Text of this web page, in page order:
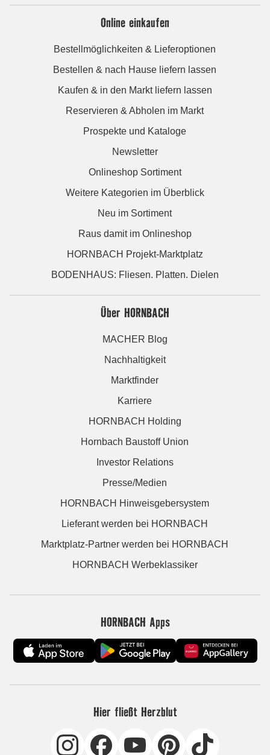
Online einkaufen
Bestellmöglichkeiten & Lieferoptionen
Bestellen & nach Hause liefern lassen
Kaufen & in den Markt liefern lassen
Reservieren & Abholen im Markt
Prospekte und Kataloge
Newsletter
Onlineshop Sortiment
Weitere Kategorien im Überblick
Neu im Sortiment
Raus damit im Onlineshop
HORNBACH Projekt-Marktplatz
BODENHAUS: Fliesen. Platten. Dielen
Über HORNBACH
MACHER Blog
Nachhaltigkeit
Marktfinder
Karriere
HORNBACH Holding
Hornbach Baustoff Union
Investor Relations
Presse/Medien
HORNBACH Hinweisgebersystem
Lieferant werden bei HORNBACH
Marktplatz-Partner werden bei HORNBACH
HORNBACH Werbeklassiker
HORNBACH Apps
Hier fließt Herzblut